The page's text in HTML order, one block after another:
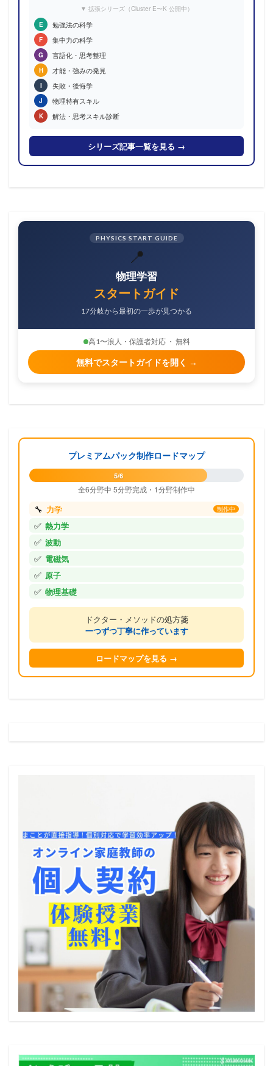
▼ 拡張シリーズ（Cluster E〜K 公開中）
E
勉強法の科学
F 集中力の科学
G 言語化・思考整理
H 才能・強みの発見
I 失敗・後悔学
J 物理特有スキル
K 解法・思考スキル診断
シリーズ記事一覧を見る →
PHYSICS START GUIDE
📍
物理学習
スタートガイド
17分岐から最初の一歩が見つかる
高1〜浪人・保護者対応 ・ 無料
無料でスタートガイドを開く →
プレミアムパック制作ロードマップ
5/6
全6分野中 5分野完成・1分野制作中
🔧 力学 制作中
✅ 熱力学
✅ 波動
✅ 電磁気
✅ 原子
✅ 物理基礎
ドクター・メソッドの処方箋
一つずつ丁寧に作っています
ロードマップを見る →